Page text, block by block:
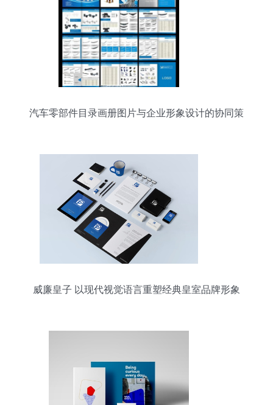
汽车零部件目录画册图片与企业形象设计的协同策
威廉皇子 以现代视觉语言重塑经典皇室品牌形象